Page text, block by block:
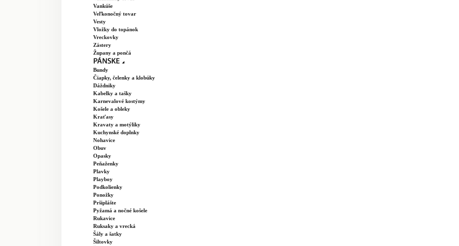
Vankúše
Veľkonočný tovar
Vesty
Vložky do topánok
Vreckovky
Zástery
Župany a pončá
Bundy
Čiapky, čelenky a klobúky
Dáždniky
Kabelky a tašky
Karnevalové kostýmy
Košele a obleky
Kraťasy
Kravaty a motýliky
Kuchynské doplnky
Nohavice
Obuv
Opasky
Peňaženky
Plavky
Playboy
Podkolienky
Ponožky
Pršiplášte
Pyžamá a nočné košele
Rukavice
Ruksaky a vrecká
Šály a šatky
Šiltovky